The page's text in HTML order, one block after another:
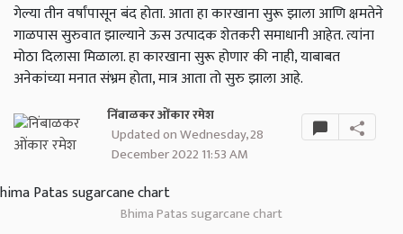
गेल्या तीन वर्षांपासून बंद होता. आता हा कारखाना सुरू झाला आणि क्षमतेने
गाळपास सुरुवात झाल्याने ऊस उत्पादक शेतकरी समाधानी आहेत. त्यांना
मोठा दिलासा मिळाला. हा कारखाना सुरू होणार की नाही, याबाबत
अनेकांच्या मनात संभ्रम होता, मात्र आता तो सुरु झाला आहे.
निंबाळकर ओंकार रमेश
Updated on Wednesday, 28
December 2022 11:53 AM
Bhima Patas sugarcane chart